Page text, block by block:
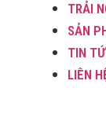
TRẢI
SẢN
TIN
LIÊN